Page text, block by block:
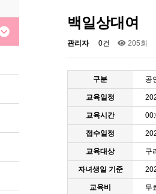
백일상대여
관리자 0건 205회
구분 공
교육일정
교육시간
접수일정
교육대상 구
자녀생일 기준
교육비 무